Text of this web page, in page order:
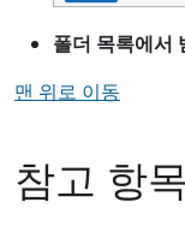
폴더 목록에서
맨 위로 이동
참고 항목